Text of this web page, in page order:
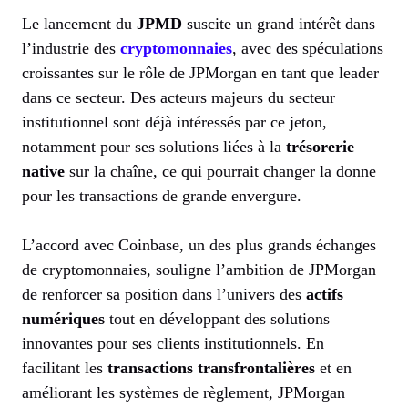
Le lancement du JPMD suscite un grand intérêt dans
l’industrie des cryptomonnaies, avec des spéculations
croissantes sur le rôle de JPMorgan en tant que leader
dans ce secteur. Des acteurs majeurs du secteur
institutionnel sont déjà intéressés par ce jeton,
notamment pour ses solutions liées à la trésorerie
native sur la chaîne, ce qui pourrait changer la donne
pour les transactions de grande envergure.
L’accord avec Coinbase, un des plus grands échanges
de cryptomonnaies, souligne l’ambition de JPMorgan
de renforcer sa position dans l’univers des actifs
numériques tout en développant des solutions
innovantes pour ses clients institutionnels. En
facilitant les transactions transfrontalières et en
améliorant les systèmes de règlement, JPMorgan